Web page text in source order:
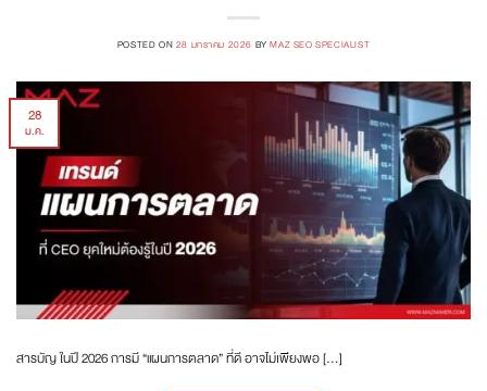
POSTED ON 28 มกราคม 2026 BYMAZ SEO SPECIALIST
28
ม.ค.
สารบัญ ในปี 2026 การมี “แผนการตลาด” ที่ดี อาจไม่เพียงพอ […]